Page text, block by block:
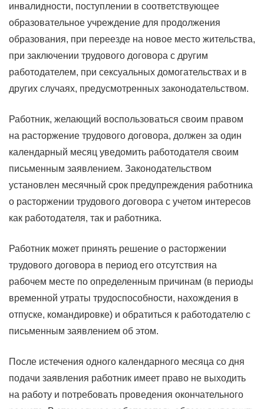
инвалидности, поступлении в соответствующее
образовательное учреждение для продолжения
образования, при переезде на новое место жительства,
при заключении трудового договора с другим
работодателем, при сексуальных домогательствах и в
других случаях, предусмотренных законодательством.
Работник, желающий воспользоваться своим правом
на расторжение трудового договора, должен за один
календарный месяц уведомить работодателя своим
письменным заявлением. Законодательством
установлен месячный срок предупреждения работника
о расторжении трудового договора с учетом интересов
как работодателя, так и работника.
Работник может принять решение о расторжении
трудового договора в период его отсутствия на
рабочем месте по определенным причинам (в периоды
временной утраты трудоспособности, нахождения в
отпуске, командировке) и обратиться к работодателю с
письменным заявлением об этом.
После истечения одного календарного месяца со дня
подачи заявления работник имеет право не выходить
на работу и потребовать проведения окончательного